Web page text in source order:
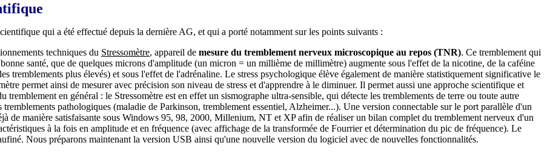
qui a été effectué depuis la dernière AG, et qui a porté notamment sur les points suivants :
techniques du Stressomètre, appareil de mesure du tremblement nerveux microscopique au repos (TNR). Ce tremblement qui
santé, que de quelques microns d'amplitude (un micron = un millième de millimètre) augmente sous l'effet de la nicotine, de la caféine
tremblements plus élevés) et sous l'effet de l'adrénaline. Le stress psychologique élève également de manière statistiquement significative le
permet ainsi de mesurer avec précision son niveau de stress et d'apprendre à le diminuer. Il permet aussi une approche scientifique et
tremblement en général : le Stressomètre est en effet un sismographe ultra-sensible, qui détecte les tremblements de terre ou toute autre
pathologiques (maladie de Parkinson, tremblement essentiel, Alzheimer...). Une version connectable sur le port parallèle d'un
de manière satisfaisante sous Windows 95, 98, 2000, Millenium, NT et XP afin de réaliser un bilan complet du tremblement nerveux d'un
à la fois en amplitude et en fréquence (avec affichage de la transformée de Fourrier et détermination du pic de fréquence). Le
Nous préparons maintenant la version USB ainsi qu'une nouvelle version du logiciel avec de nouvelles fonctionnalités.